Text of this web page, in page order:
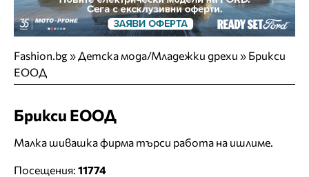
Fashion.bg»Детска мода/Младежки дрехи » Брикси
ЕООД
Брикси ЕООД
Малка шивашка фирма търси работа на ишлиме.
Посещения: 11774